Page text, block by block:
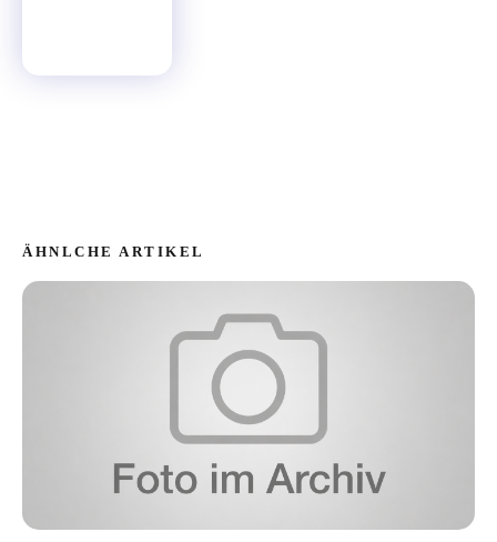
ÄHNLCHE ARTIKEL